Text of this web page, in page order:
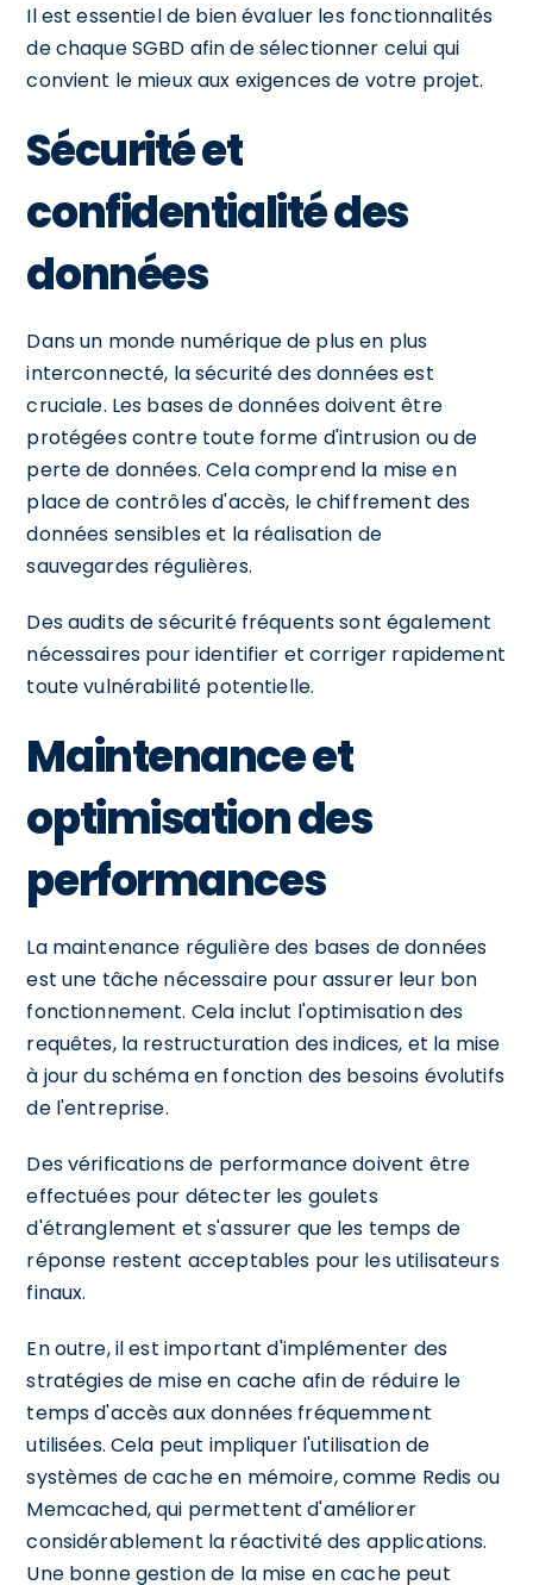
Il est essentiel de bien évaluer les fonctionnalités
de chaque SGBD afin de sélectionner celui qui
convient le mieux aux exigences de votre projet.
Sécurité et
confidentialité des
données
Dans un monde numérique de plus en plus
interconnecté, la sécurité des données est
cruciale. Les bases de données doivent être
protégées contre toute forme d'intrusion ou de
perte de données. Cela comprend la mise en
place de contrôles d'accès, le chiffrement des
données sensibles et la réalisation de
sauvegardes régulières.
Des audits de sécurité fréquents sont également
nécessaires pour identifier et corriger rapidement
toute vulnérabilité potentielle.
Maintenance et
optimisation des
performances
La maintenance régulière des bases de données
est une tâche nécessaire pour assurer leur bon
fonctionnement. Cela inclut l'optimisation des
requêtes, la restructuration des indices, et la mise
à jour du schéma en fonction des besoins évolutifs
de l'entreprise.
Des vérifications de performance doivent être
effectuées pour détecter les goulets
d'étranglement et s'assurer que les temps de
réponse restent acceptables pour les utilisateurs
finaux.
En outre, il est important d'implémenter des
stratégies de mise en cache afin de réduire le
temps d'accès aux données fréquemment
utilisées. Cela peut impliquer l'utilisation de
systèmes de cache en mémoire, comme Redis ou
Memcached, qui permettent d'améliorer
considérablement la réactivité des applications.
Une bonne gestion de la mise en cache peut